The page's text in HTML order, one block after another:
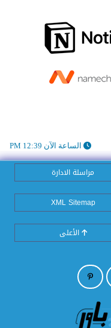
الساعة الآن 12:39 PM
مراسلة الادارة
XML Sitemap
الأعلى